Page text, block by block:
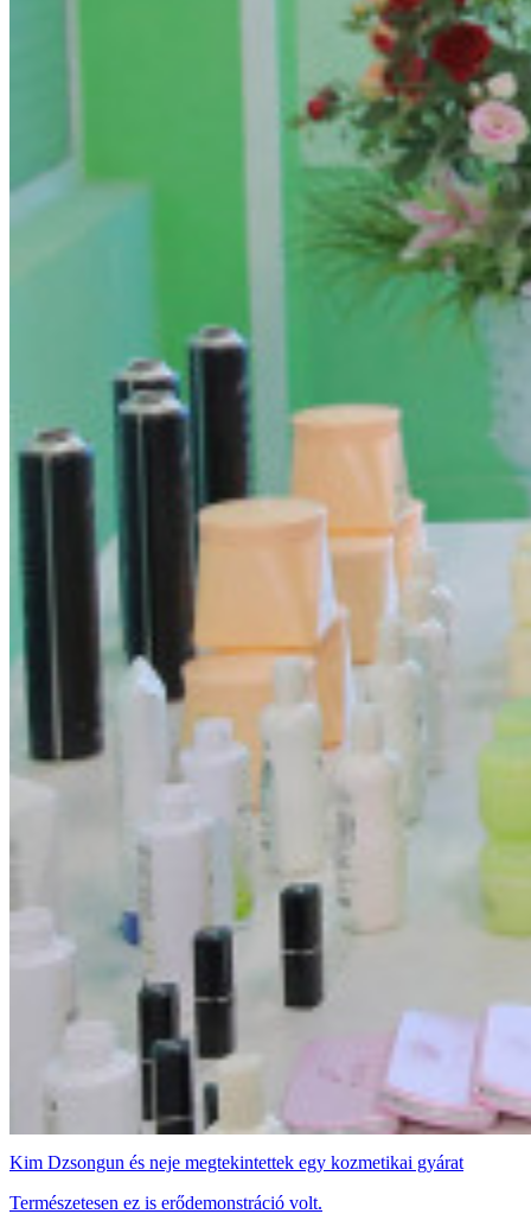
Kim Dzsongun és neje megtekintettek egy kozmetikai gyárat
Természetesen ez is erődemonstráció volt.